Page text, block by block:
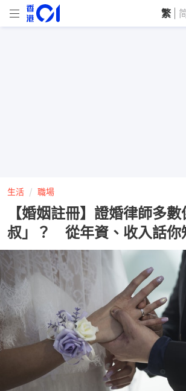
繁
生活 職場
【婚姻註冊】證婚律師多
叔」？ 從年資、收入話你